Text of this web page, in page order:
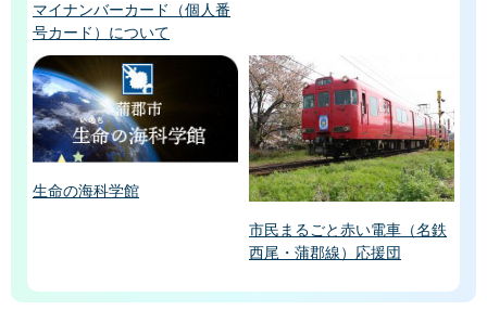
マイナンバーカード（個人番
号カード）について
生命の海科学館
市民まるごと赤い電車（名鉄
西尾・蒲郡線）応援団